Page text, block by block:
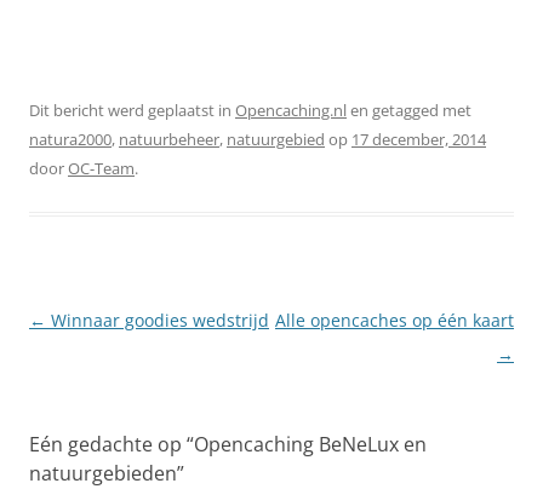
Dit bericht werd geplaatst in Opencaching.nlen getagged met
natura2000, natuurbeheer, natuurgebied op 17 december, 2014
doorOC-Team.
Berichtnavigatie
← Winnaar goodies wedstrijd Alle opencaches op één kaart
→
Eén gedachte op “Opencaching BeNeLux en
natuurgebieden”